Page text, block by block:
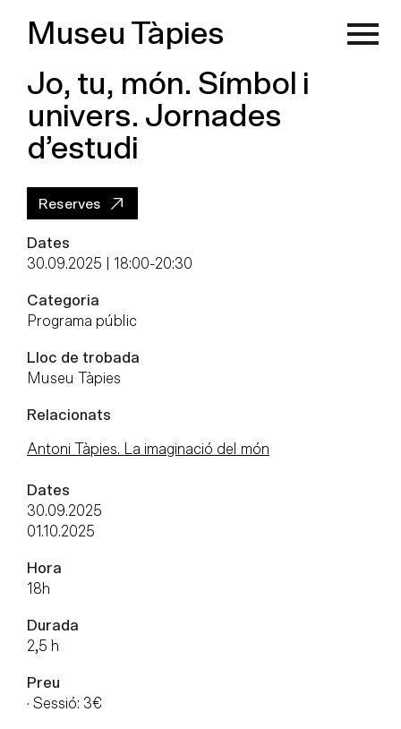
Museu Tàpies
Jo, tu, món. Símbol i
univers. Jornades
d’estudi
Reserves
Dates
30.09.2025 | 18:00-20:30
Categoria
Programa públic
Lloc de trobada
Museu Tàpies
Relacionats
Antoni Tàpies. La imaginació del món
Dates
30.09.2025
01.10.2025
Hora
18h
Durada
2,5 h
Preu
· Sessió: 3€